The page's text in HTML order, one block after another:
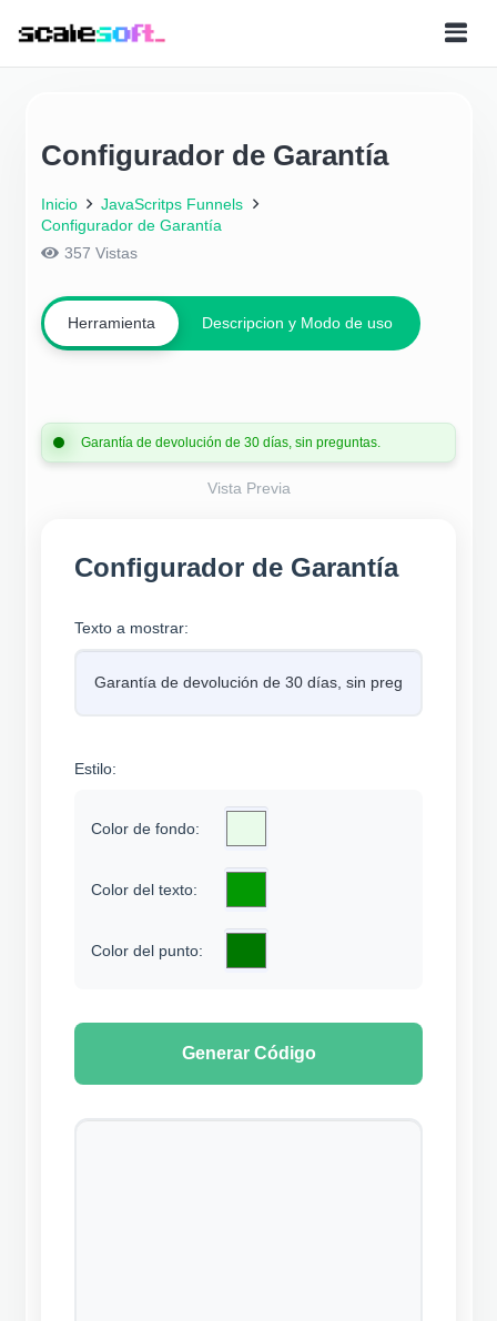
Configurador de Garantía
Inicio
JavaScritps Funnels
Configurador de Garantía
357 Vistas
Herramienta Descripcion y Modo de uso
Garantía de devolución de 30 días, sin preguntas.
Vista Previa
Configurador de Garantía
Texto a mostrar:
Estilo:
Color de fondo:
Color del texto:
Color del punto:
Generar Código